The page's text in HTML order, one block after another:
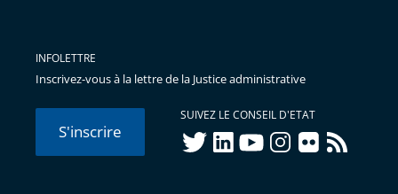
INFOLETTRE
Inscrivez-vous à la lettre de la Justice administrative
S'inscrire
SUIVEZ LE CONSEIL D'ETAT
twitterlinkedInyoutubeinstagram
flickr rss